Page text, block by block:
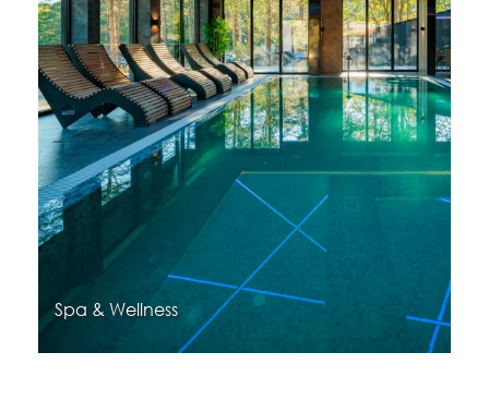
Spa & Wellness